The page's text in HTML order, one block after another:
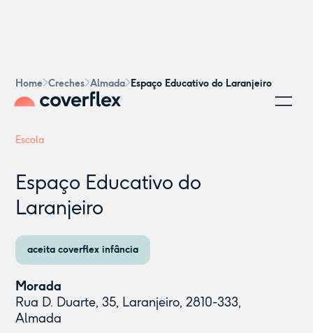
Home Creches Almada Espaço Educativo do Laranjeiro
Escola
Espaço Educativo do
Laranjeiro
aceita coverflex infância
Morada
Rua D. Duarte, 35, Laranjeiro, 2810-333,
Almada